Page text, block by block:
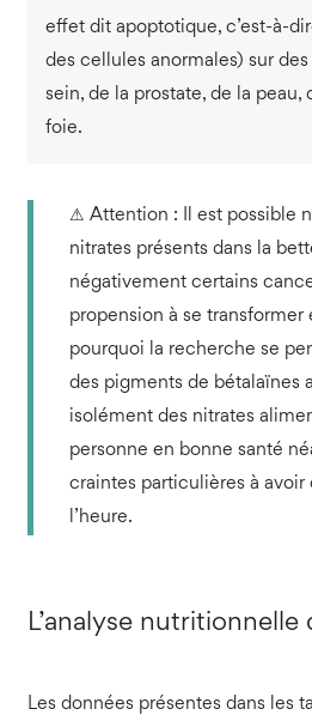
effet dit apoptotique, c’est-à-
des cellules anormales) sur
sein, de la prostate, de la peau,
foie.
⚠ Attention : Il est possible
nitrates présents dans la
négativement certains
propension à se transformer
pourquoi la recherche se
des pigments de bétalaïnes
isolément des nitrates
personne en bonne santé
craintes particulières à
l’heure.
L’analyse
Les données présentes dans les